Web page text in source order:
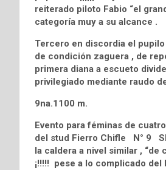
reiterado piloto Fabio “el
categoría muy a su alcance .
Tercero en discordia el
de condición zaguera , de
primera diana a escueto
privilegiado mediante raudo
9na.1100 m.
Evento para féminas de
del stud Fierro Chifle N° 9
la caldera a nivel similar , “de
¡!!!!! pese a lo complicado